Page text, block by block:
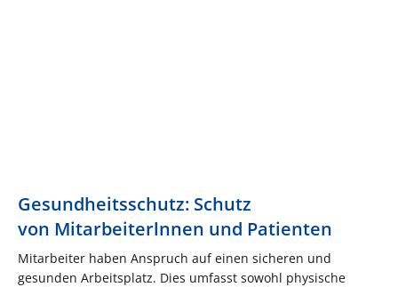
Gesundheitsschutz: Schutz
von Mitarbeiterlnnen und Patienten
Mitarbeiter haben Anspruch auf einen sicheren und
gesunden Arbeitsplatz. Dies umfasst sowohl physische